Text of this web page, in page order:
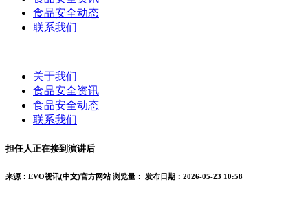
食品安全动态
联系我们
关于我们
食品安全资讯
食品安全动态
联系我们
担任人正在接到演讲后
来源：EVO视讯(中文)官方网站 浏览量： 发布日期：2026-05-23 10:58